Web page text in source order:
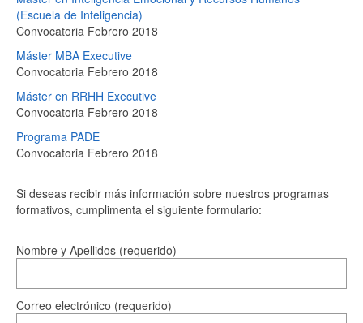
(Escuela de Inteligencia)
Convocatoria Febrero 2018
Máster MBA Executive
Convocatoria Febrero 2018
Máster en RRHH Executive
Convocatoria Febrero 2018
Programa PADE
Convocatoria Febrero 2018
Si deseas recibir más información sobre nuestros programas
formativos, cumplimenta el siguiente formulario:
Nombre y Apellidos (requerido)
Correo electrónico (requerido)